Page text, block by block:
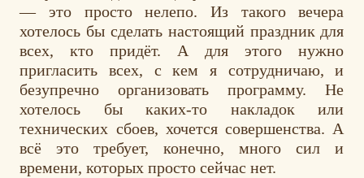
— это просто нелепо. Из такого вечера
хотелось бы сделать настоящий праздник для
всех, кто придёт. А для этого нужно
пригласить всех, с кем я сотрудничаю, и
безупречно организовать программу. Не
хотелось бы каких-то накладок или
технических сбоев, хочется совершенства. А
всё это требует, конечно, много сил и
времени, которых просто сейчас нет.